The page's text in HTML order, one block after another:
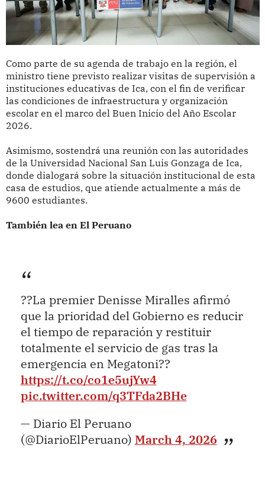
Como parte de su agenda de trabajo en la región, el
ministro tiene previsto realizar visitas de supervisión a
instituciones educativas de Ica, con el fin de verificar
las condiciones de infraestructura y organización
escolar en el marco del Buen Inicio del Año Escolar
2026.
Asimismo, sostendrá una reunión con las autoridades
de la Universidad Nacional San Luis Gonzaga de Ica,
donde dialogará sobre la situación institucional de esta
casa de estudios, que atiende actualmente a más de
9600 estudiantes.
También lea en El Peruano
??La premier Denisse Miralles afirmó
que la prioridad del Gobierno es reducir
el tiempo de reparación y restituir
totalmente el servicio de gas tras la
emergencia en Megatoni??
https://t.co/co1e5ujYw4
pic.twitter.com/q3TFda2BHe
— Diario El Peruano
(@DiarioElPeruano) March 4, 2026